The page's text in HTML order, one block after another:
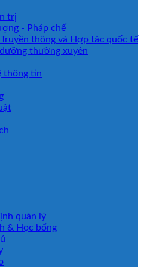
trị
- Pháp chế
thông và Hợp tác quốc tế
thường xuyên
thông tin
quản lý
& Học bổng